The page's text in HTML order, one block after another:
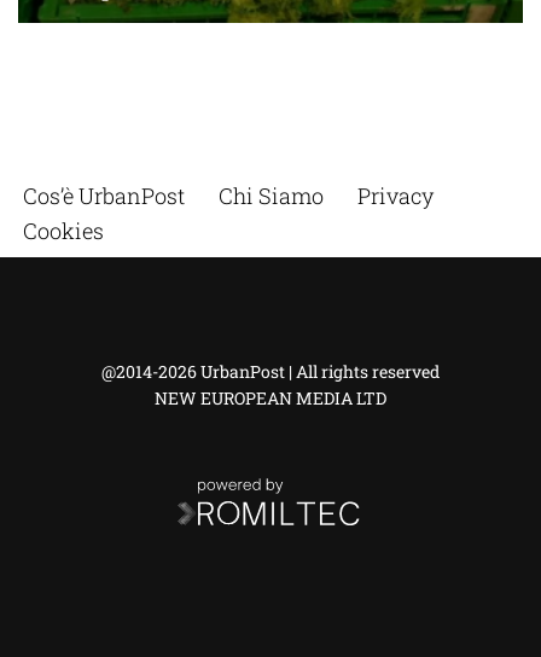
Cos’è UrbanPost Chi Siamo
Privacy
Cookies
@2014-2026 UrbanPost | All rights reserved
NEW EUROPEAN MEDIA LTD